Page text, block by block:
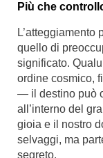
Più che
L’atteggiamento
quello di
significato.
ordine cosmico,
— il destino può
all’interno del
gioia e il nostro
selvaggi, ma
segreto.